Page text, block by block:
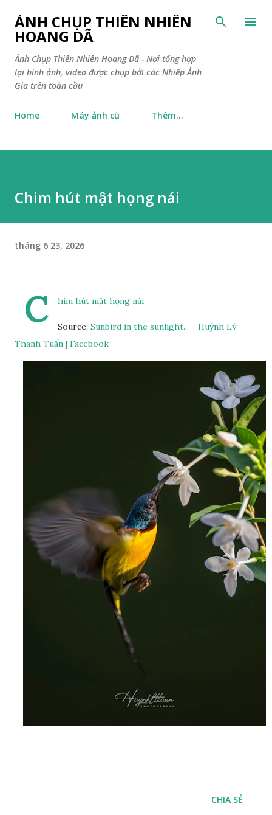
Chuyển đến nội dung chính
ẢNH CHỤP THIÊN NHIÊN
HOANG DÃ
Ảnh Chụp Thiên Nhiên Hoang Dã - Nơi tổng hợp
lại hình ảnh, video được chụp bởi các Nhiếp Ảnh
Gia trên toàn cầu
Home Máy ảnh cũ Thêm…
Chim hút mật họng nái
tháng 6 23, 2026
C him hút mật họng nái
Source: Sunbird in the sunlight... - Huỳnh Lý
Thanh Tuấn | Facebook
CHIA SẺ